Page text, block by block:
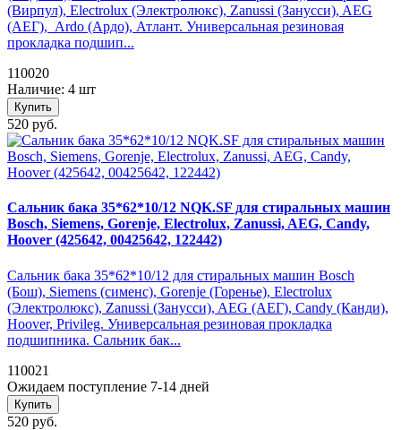
(Вирпул), Electrolux (Электролюкс), Zanussi (Занусси), AEG
(АЕГ), Ardo (Ардо), Атлант. Универсальная резиновая
прокладка подшип...
110020
Наличие: 4 шт
Купить
520 руб.
Сальник бака 35*62*10/12 NQK.SF для стиральных машин
Bosch, Siemens, Gorenje, Electrolux, Zanussi, AEG, Candy,
Hoover (425642, 00425642, 122442)
Сальник бака 35*62*10/12 для стиральных машин Bosch
(Бош), Siemens (сименс), Gorenje (Горенье), Electrolux
(Электролюкс), Zanussi (Занусси), AEG (АЕГ), Candy (Канди),
Hoover, Privileg. Универсальная резиновая прокладка
подшипника. Сальник бак...
110021
Ожидаем поступление 7-14 дней
Купить
520 руб.